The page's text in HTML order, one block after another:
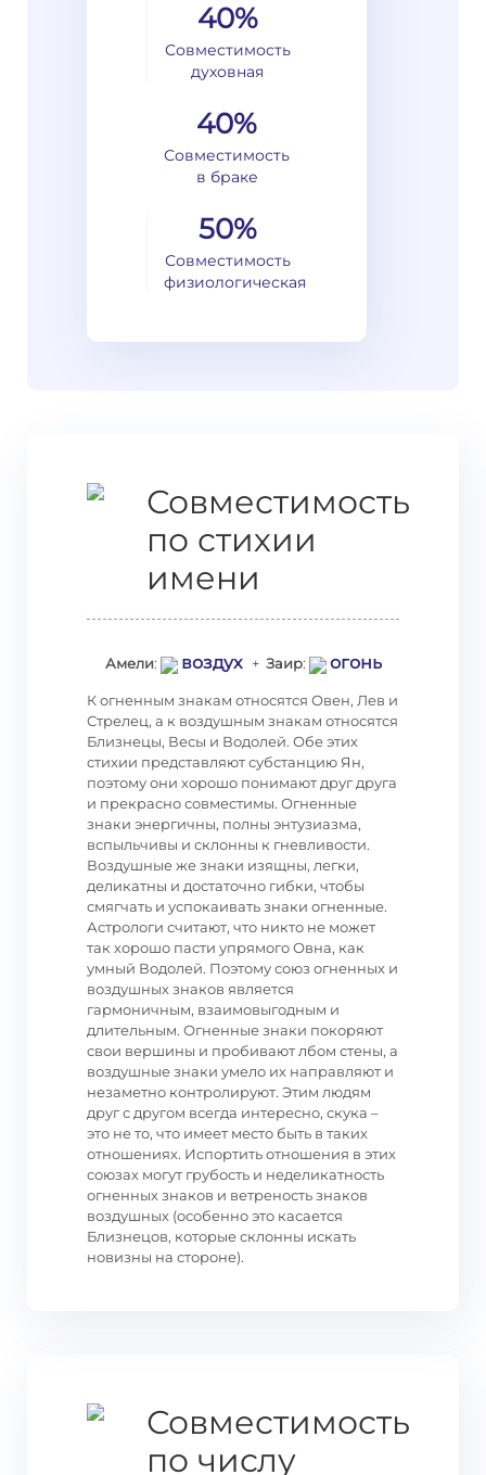
40%
Совместимость
духовная
40%
Совместимость
в браке
50%
Совместимость
физиологическая
Совместимость
по стихии
имени
Амели: воздух+ Заир: огонь
К огненным знакам относятся Овен, Лев и
Стрелец, а к воздушным знакам относятся
Близнецы, Весы и Водолей. Обе этих
стихии представляют субстанцию Ян,
поэтому они хорошо понимают друг друга
и прекрасно совместимы. Огненные
знаки энергичны, полны энтузиазма,
вспыльчивы и склонны к гневливости.
Воздушные же знаки изящны, легки,
деликатны и достаточно гибки, чтобы
смягчать и успокаивать знаки огненные.
Астрологи считают, что никто не может
так хорошо пасти упрямого Овна, как
умный Водолей. Поэтому союз огненных и
воздушных знаков является
гармоничным, взаимовыгодным и
длительным. Огненные знаки покоряют
свои вершины и пробивают лбом стены, а
воздушные знаки умело их направляют и
незаметно контролируют. Этим людям
друг с другом всегда интересно, скука –
это не то, что имеет место быть в таких
отношениях. Испортить отношения в этих
союзах могут грубость и неделикатность
огненных знаков и ветреность знаков
воздушных (особенно это касается
Близнецов, которые склонны искать
новизны на стороне).
Совместимость
по числу